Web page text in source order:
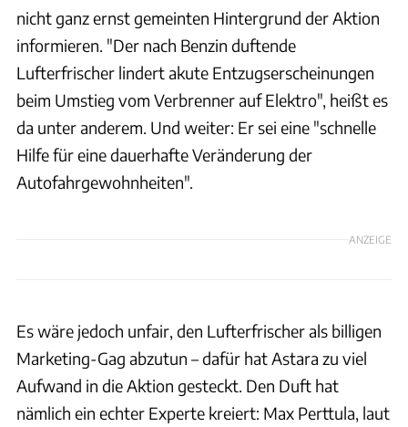
nicht ganz ernst gemeinten Hintergrund der Aktion
informieren. "Der nach Benzin duftende
Lufterfrischer lindert akute Entzugserscheinungen
beim Umstieg vom Verbrenner auf Elektro", heißt es
da unter anderem. Und weiter: Er sei eine "schnelle
Hilfe für eine dauerhafte Veränderung der
Autofahrgewohnheiten".
ANZEIGE
Es wäre jedoch unfair, den Lufterfrischer als billigen
Marketing-Gag abzutun – dafür hat Astara zu viel
Aufwand in die Aktion gesteckt. Den Duft hat
nämlich ein echter Experte kreiert: Max Perttula, laut